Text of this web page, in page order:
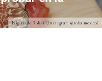
Nigiris de Rokai. (Instagram @rokaimexico)